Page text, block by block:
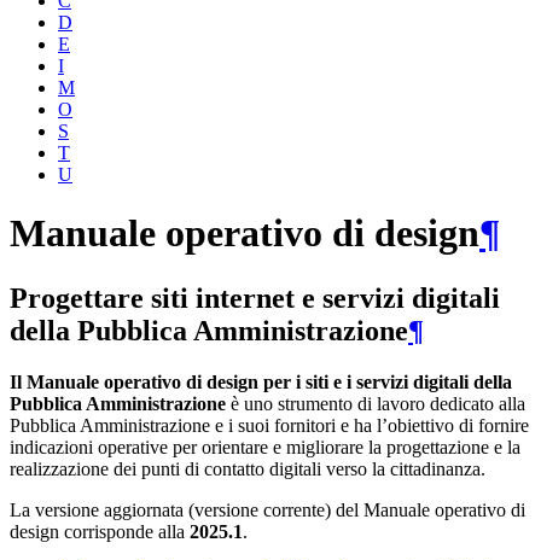
D
E
I
M
O
S
T
U
Manuale operativo di design¶
Progettare siti internet e servizi digitali
della Pubblica Amministrazione¶
Il Manuale operativo di design per i siti e i servizi digitali della
Pubblica Amministrazione è uno strumento di lavoro dedicato alla
Pubblica Amministrazione e i suoi fornitori e ha l’obiettivo di fornire
indicazioni operative per orientare e migliorare la progettazione e la
realizzazione dei punti di contatto digitali verso la cittadinanza.
La versione aggiornata (versione corrente) del Manuale operativo di
design corrisponde alla 2025.1.